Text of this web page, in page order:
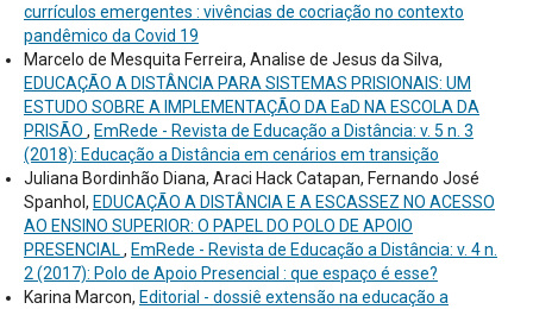
currículos emergentes : vivências de cocriação no contexto
pandêmico da Covid 19
Marcelo de Mesquita Ferreira, Analise de Jesus da Silva,
EDUCAÇÃO A DISTÂNCIA PARA SISTEMAS PRISIONAIS: UM
ESTUDO SOBRE A IMPLEMENTAÇÃO DA EaD NA ESCOLA DA
PRISÃO , EmRede - Revista de Educação a Distância: v. 5 n. 3
(2018): Educação a Distância em cenários em transição
Juliana Bordinhão Diana, Araci Hack Catapan, Fernando José
Spanhol, EDUCAÇÃO A DISTÂNCIA E A ESCASSEZ NO ACESSO
AO ENSINO SUPERIOR: O PAPEL DO POLO DE APOIO
PRESENCIAL , EmRede - Revista de Educação a Distância: v. 4 n.
2 (2017): Polo de Apoio Presencial : que espaço é esse?
Karina Marcon, Editorial - dossiê extensão na educação a